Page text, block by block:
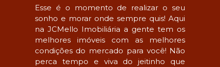
Esse é o momento de realizar o seu
sonho e morar onde sempre quis! Aqui
na JCMello Imobiliária a gente tem os
melhores imóveis com as melhores
condições do mercado para você! Não
perca tempo e viva do jeitinho que